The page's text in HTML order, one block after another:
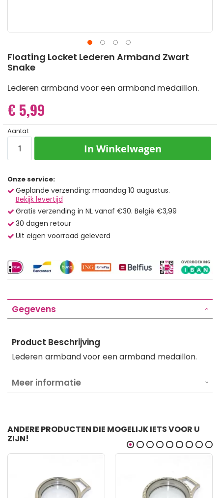
Ga
naar
het
van
afbeeldingen-
gallerij
Floating Locket Lederen Armband Zwart
Snake
Lederen armband voor een armband medaillon.
€ 5,99
Aantal:
In Winkelwagen
Onze service:
Geplande verzending: maandag 10 augustus.
Bekijk levertijd
Gratis verzending in NL vanaf €30. België €3,99
30 dagen retour
Uit eigen voorraad geleverd
Gegevens
Product Beschrijving
Lederen armband voor een armband medaillon.
Meer informatie
ANDERE PRODUCTEN DIE MOGELIJK IETS VOOR U
ZIJN!